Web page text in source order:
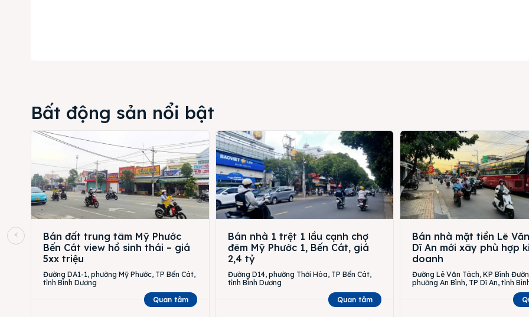
Bất động sản nổi bật
Bán đất trung tâm Mỹ Phước
Bến Cát view hồ sinh thái – giá
5xx triệu
Đường DA1-1, phường Mỹ Phước, TP Bến Cát,
tỉnh Bình Dương
Quan tâm
Bán nhà 1 trệt 1 lầu cạnh chợ
đêm Mỹ Phước 1, Bến Cát, giá
2,4 tỷ
Đường D14, phường Thới Hòa, TP Bến Cát,
tỉnh Bình Dương
Quan tâm
Bán nhà mặt tiền Lê
Dĩ An mới xây phù hợp
doanh
Đường Lê Văn Tách, KP Bình
phường An Bình, TP Dĩ An, tỉnh